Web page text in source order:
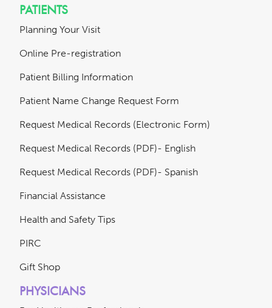
PATIENTS
Planning Your Visit
Online Pre-registration
Patient Billing Information
Patient Name Change Request Form
Request Medical Records (Electronic Form)
Request Medical Records (PDF)- English
Request Medical Records (PDF)- Spanish
Financial Assistance
Health and Safety Tips
PIRC
Gift Shop
PHYSICIANS